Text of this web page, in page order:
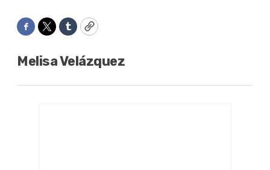
Facebook
TwitterTumblrCopy
Melisa Velázquez